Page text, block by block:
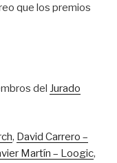
que los premios
del Jurado
, David Carrero –
Martín – Loogic,